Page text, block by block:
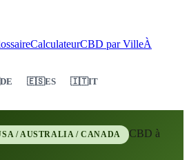
CalculateurCBD par VilleÀ
DE 🇪🇸ES 🇮🇹IT
/ AUSTRALIA / CANADA
CBD à